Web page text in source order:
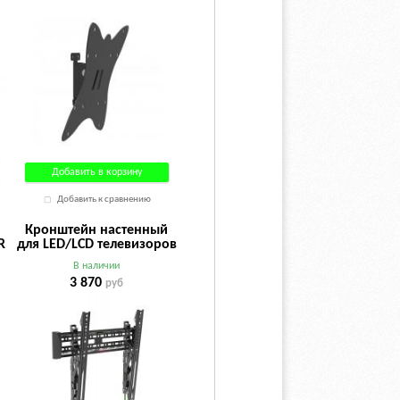
Добавить в корзину
Добавить к сравнению
Кронштейн настенный
для LED/LCD телевизоров
ARM MEDIA PLASMA-14
крепление с двойным
крючком 26"-65"
В наличии
3 870 руб